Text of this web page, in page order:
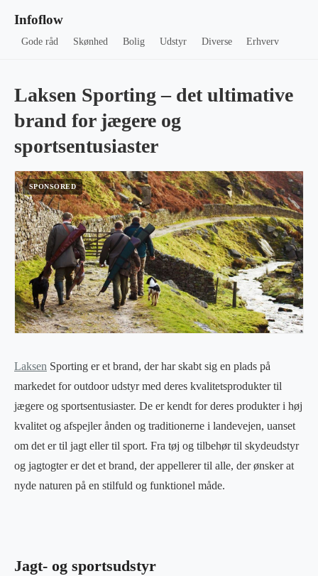
Infoflow
Gode råd Skønhed Bolig Udstyr Diverse Erhverv
Laksen Sporting – det ultimative
brand for jægere og
sportsentusiaster
Laksen Sporting er et brand, der har skabt sig en plads på
markedet for outdoor udstyr med deres kvalitetsprodukter til
jægere og sportsentusiaster. De er kendt for deres produkter i høj
kvalitet og afspejler ånden og traditionerne i landevejen, uanset
om det er til jagt eller til sport. Fra tøj og tilbehør til skydeudstyr
og jagtogter er det et brand, der appellerer til alle, der ønsker at
nyde naturen på en stilfuld og funktionel måde.
Jagt- og sportsudstyr